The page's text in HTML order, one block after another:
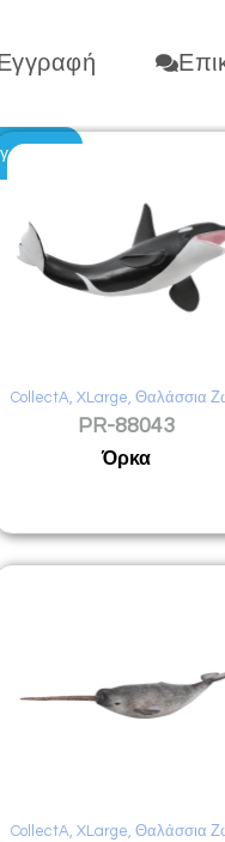
CollectA, XLarge, Θαλάσσια
PR-88043
Όρκα
CollectA, XLarge, Θαλάσσια